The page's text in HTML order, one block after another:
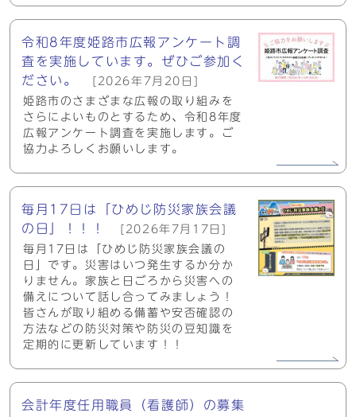
令和8年度姫路市広報アンケート調
査を実施しています。ぜひご参加く
ださい。
[2026年7月20日]
姫路市のさまざまな広報の取り組みを
さらによいものとするため、令和8年度
広報アンケート調査を実施します。ご
協力よろしくお願いします。
毎月17日は「ひめじ防災家族会議
の日」！！！
[2026年7月17日]
毎月17日は「ひめじ防災家族会議の
日」です。災害はいつ発生するか分か
りません。家族と日ごろから災害への
備えについて話し合ってみましょう！
皆さんが取り組める備蓄や安否確認の
方法などの防災対策や防災の豆知識を
定期的に更新しています！！
会計年度任用職員（看護師）の募集